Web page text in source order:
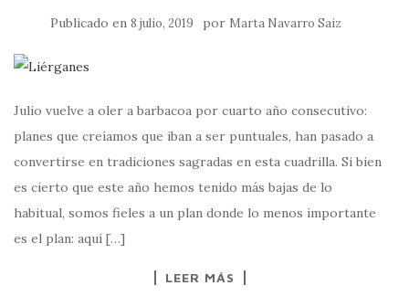
Publicado en 8 julio, 2019 por Marta Navarro Saiz
Julio vuelve a oler a barbacoa por cuarto año consecutivo:
planes que creíamos que iban a ser puntuales, han pasado a
convertirse en tradiciones sagradas en esta cuadrilla. Si bien
es cierto que este año hemos tenido más bajas de lo
habitual, somos fieles a un plan donde lo menos importante
es el plan: aquí […]
LEER MÁS